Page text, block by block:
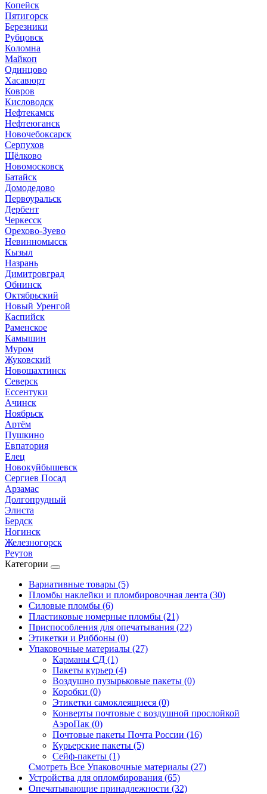
Копейск
Пятигорск
Березники
Рубцовск
Коломна
Майкоп
Одинцово
Хасавюрт
Ковров
Кисловодск
Нефтекамск
Нефтеюганск
Новочебоксарск
Серпухов
Щёлково
Новомосковск
Батайск
Домодедово
Первоуральск
Дербент
Черкесск
Орехово-Зуево
Невинномысск
Кызыл
Назрань
Димитровград
Обнинск
Октябрьский
Новый Уренгой
Каспийск
Раменское
Камышин
Муром
Жуковский
Новошахтинск
Северск
Ессентуки
Ачинск
Ноябрьск
Артём
Пушкино
Евпатория
Елец
Новокуйбышевск
Сергиев Посад
Арзамас
Долгопрудный
Элиста
Бердск
Ногинск
Железногорск
Реутов
Категории
Вариативные товары (5)
Пломбы наклейки и пломбировочная лента (30)
Силовые пломбы (6)
Пластиковые номерные пломбы (21)
Приспособления для опечатывания (22)
Этикетки и Риббоны (0)
Упаковочные материалы (27)
Карманы СД (1)
Пакеты курьер (4)
Воздушно пузырьковые пакеты (0)
Коробки (0)
Этикетки самоклеящиеся (0)
Конверты почтовые с воздушной прослойкой
АэроПак (0)
Почтовые пакеты Почта России (16)
Курьерские пакеты (5)
Сейф-пакеты (1)
Смотреть Все Упаковочные материалы (27)
Устройства для опломбирования (65)
Опечатывающие принадлежности (32)